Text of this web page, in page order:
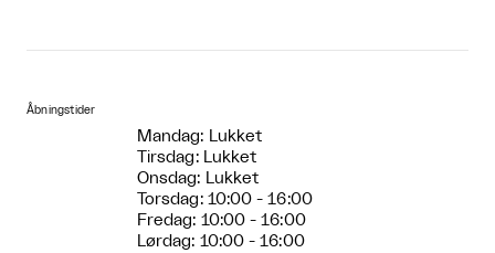
Åbningstider
Mandag: Lukket
Tirsdag: Lukket
Onsdag: Lukket
Torsdag: 10:00 - 16:00
Fredag: 10:00 - 16:00
Lørdag: 10:00 - 16:00